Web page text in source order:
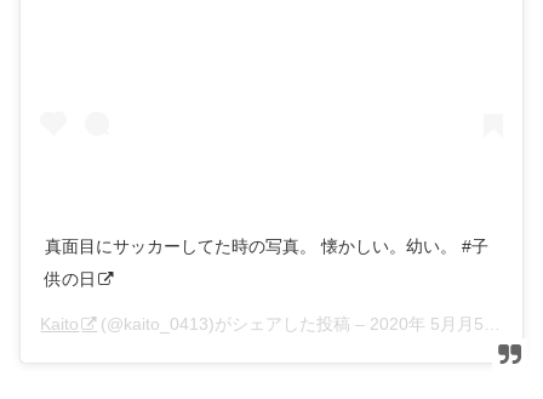
真面目にサッカーしてた時の写真。 懐かしい。幼い。 #子
供の日
Kaito (@kaito_0413)がシェアした投稿 – 2020年 5月月5日午前5時20分PDT